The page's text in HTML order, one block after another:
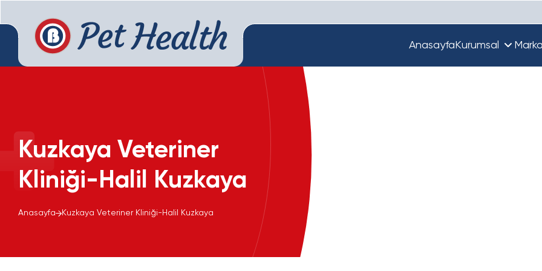
Anasayfa Kurumsal
Kuzkaya Veteriner
Kliniği-Halil Kuzkaya
Anasayfa Kuzkaya Veteriner Kliniği-Halil Kuzkaya